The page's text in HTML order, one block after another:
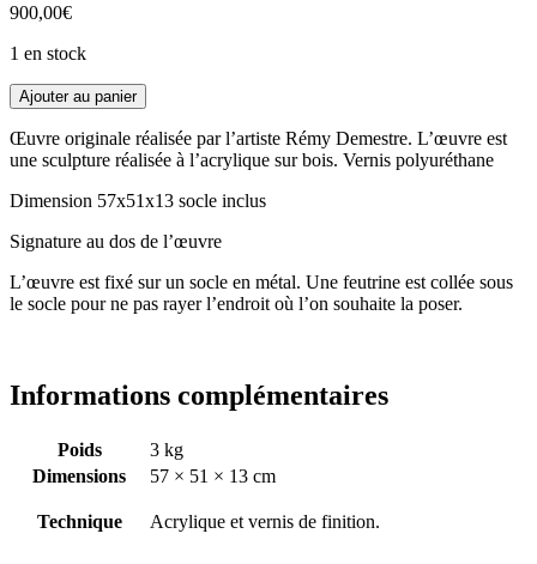
900,00€
1 en stock
Ajouter au panier
Œuvre originale réalisée par l’artiste Rémy Demestre. L’œuvre est
une sculpture réalisée à l’acrylique sur bois. Vernis polyuréthane
Dimension 57x51x13 socle inclus
Signature au dos de l’œuvre
L’œuvre est fixé sur un socle en métal. Une feutrine est collée sous
le socle pour ne pas rayer l’endroit où l’on souhaite la poser.
Informations complémentaires
Poids
3 kg
Dimensions
57 × 51 × 13 cm
Technique Acrylique et vernis de finition.